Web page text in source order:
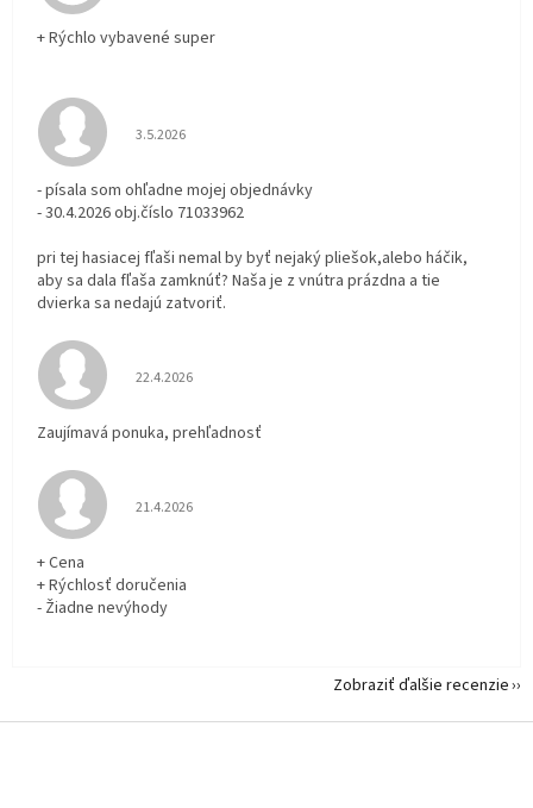
+ Rýchlo vybavené super
Hodnotenie obchodu je 3 z 5 hviezdičiek.
3.5.2026
- písala som ohľadne mojej objednávky
- 30.4.2026 obj.číslo 71033962
pri tej hasiacej fľaši nemal by byť nejaký pliešok,alebo háčik,
aby sa dala fľaša zamknúť? Naša je z vnútra prázdna a tie
dvierka sa nedajú zatvoriť.
Hodnotenie obchodu je 5 z 5 hviezdičiek.
22.4.2026
Zaujímavá ponuka, prehľadnosť
Hodnotenie obchodu je 5 z 5 hviezdičiek.
21.4.2026
+ Cena
+ Rýchlosť doručenia
- Žiadne nevýhody
Zobraziť ďalšie recenzie